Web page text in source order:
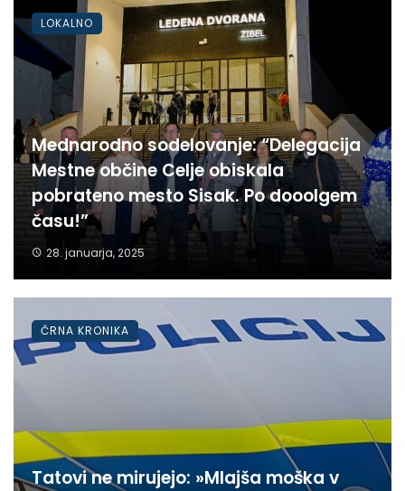
Mednarodno sodelovanje: “Delegacija
Mestne občine Celje obiskala
pobrateno mesto Sisak. Po dooolgem
času!”
28. januarja, 2025
LOKALNO
Tatovi ne mirujejo: »Mlajša moška v
ČRNA KRONIKA